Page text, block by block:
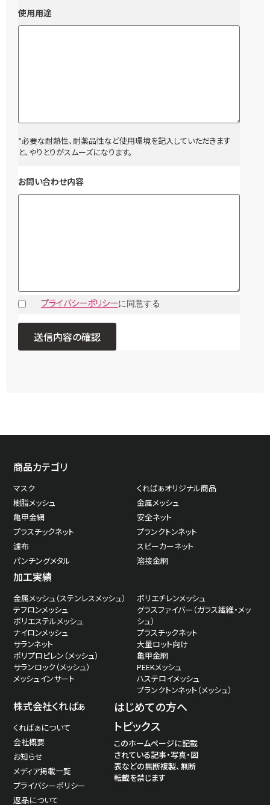
使用用途
*必要な耐熱性、耐薬品性など使用環境を記入していただきます
と、やりとりがスムーズになります。
お問い合わせ内容
プライバシーポリシーに同意する
商品カテゴリ
マスク
くればぁオリジナル商品
樹脂メッシュ
金属メッシュ
亀甲金網
安全ネット
プラスチックネット
プランクトンネット
濾布
スピーカーネット
パンチングメタル
溶接金網
加工実績
金属メッシュ（ステンレスメッシュ）
テフロンメッシュ
ポリエステルメッシュ
ナイロンメッシュ
サランネット
ポリプロピレン（メッシュ）
サランロック（メッシュ）
メッシュインサート
ポリエチレンメッシュ
グラスファイバー（ガラス繊維・メッ
シュ）
プラスチックネット
大量ロット向け
亀甲金網
PEEKメッシュ
ハステロイメッシュ
プランクトンネット（メッシュ）
株式会社くればぁ
くればぁについて
会社概要
お知らせ
メディア掲載一覧
プライバシーポリシー
返品について
はじめての方へ
トピックス
このホームページに記載
されている記事・写真・図
表などの無断複製、無断
転載を禁じます